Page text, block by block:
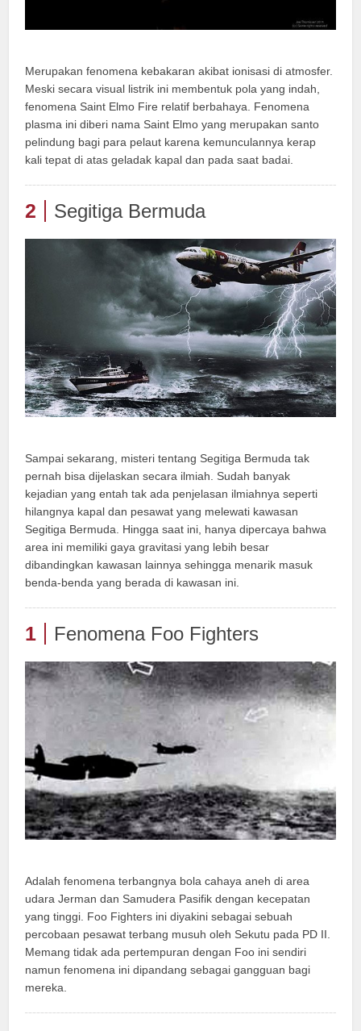
Merupakan fenomena kebakaran akibat ionisasi di atmosfer.
Meski secara visual listrik ini membentuk pola yang indah,
fenomena Saint Elmo Fire relatif berbahaya. Fenomena
plasma ini diberi nama Saint Elmo yang merupakan santo
pelindung bagi para pelaut karena kemunculannya kerap
kali tepat di atas geladak kapal dan pada saat badai.
2 Segitiga Bermuda
Sampai sekarang, misteri tentang Segitiga Bermuda tak
pernah bisa dijelaskan secara ilmiah. Sudah banyak
kejadian yang entah tak ada penjelasan ilmiahnya seperti
hilangnya kapal dan pesawat yang melewati kawasan
Segitiga Bermuda. Hingga saat ini, hanya dipercaya bahwa
area ini memiliki gaya gravitasi yang lebih besar
dibandingkan kawasan lainnya sehingga menarik masuk
benda-benda yang berada di kawasan ini.
1 Fenomena Foo Fighters
Adalah fenomena terbangnya bola cahaya aneh di area
udara Jerman dan Samudera Pasifik dengan kecepatan
yang tinggi. Foo Fighters ini diyakini sebagai sebuah
percobaan pesawat terbang musuh oleh Sekutu pada PD II.
Memang tidak ada pertempuran dengan Foo ini sendiri
namun fenomena ini dipandang sebagai gangguan bagi
mereka.